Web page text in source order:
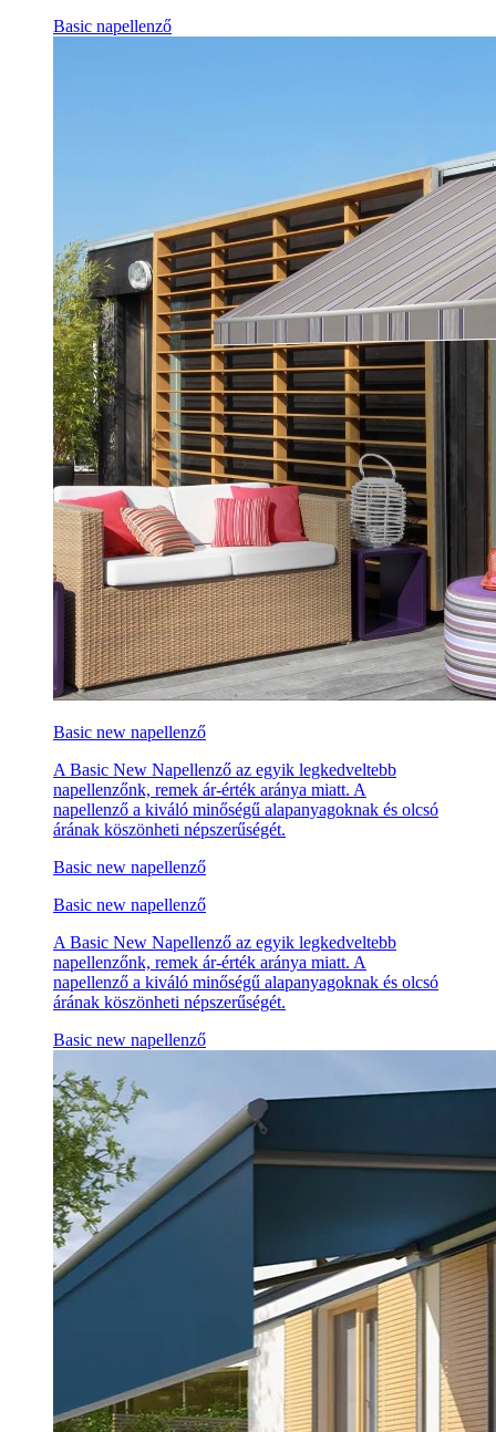
Basic napellenző
Basic new napellenző
A Basic New Napellenző az egyik legkedveltebb
napellenzőnk, remek ár-érték aránya miatt. A
napellenző a kiváló minőségű alapanyagoknak és olcsó
árának köszönheti népszerűségét.
Basic new napellenző
Basic new napellenző
A Basic New Napellenző az egyik legkedveltebb
napellenzőnk, remek ár-érték aránya miatt. A
napellenző a kiváló minőségű alapanyagoknak és olcsó
árának köszönheti népszerűségét.
Basic new napellenző